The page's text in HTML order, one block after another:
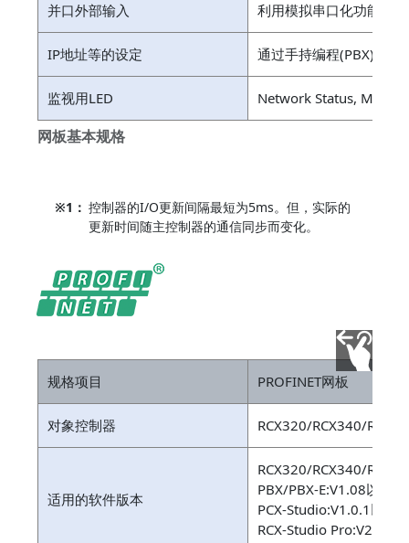
网板基本规格
并口外部输入 利用模拟串口化功能，
IP地址等的设定 通过手持编程(PBX)或
监视用LED Network Status,
※1： 控制器的I/O更新间隔最短为5ms。但，实际的
更新时间随主控制器的通信同步而变化。
规格项目 PROFINET网板
对象控制器 RCX320/RCX340/
适用的软件版本
RCX320/RCX340/
PBX/PBX-E:V1.08以上
PCX-Studio:V1.0.1以上
RCX-Studio Pro:V2.0.0